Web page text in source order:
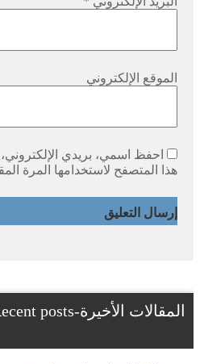
الموقع الإلكتروني
احفظ اسمي، بريدي
هذا المتصفح لاستخدامها المرة
المقالات الأخيرة-Recent posts